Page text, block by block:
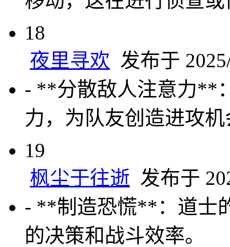
18
夜里寻欢 发布于
- **分散敌人注意力**
力，为队友创造进攻
19
枫尘于往逝 发布于
- **制造恐慌**：道士
的决策和战斗效率。